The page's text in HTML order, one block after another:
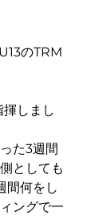
のTRM
しまし
た3週間
としても
間何をし
ングで一